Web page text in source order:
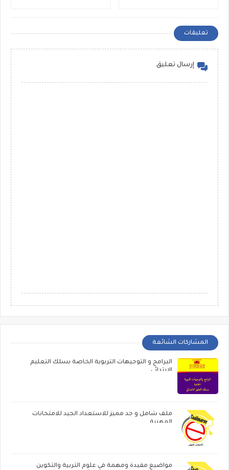
تعليقات
إرسال تعليق
المشاركات الشائعة
البرامج و التوجيهات التربوية الخاصة بسلك التعليم
الابتدائي
ملف شامل و جد مميز للاستعداد الجيد للامتحانات
المهنية
مواضيع مفيدة ومهمة في علوم التربية والتكوين